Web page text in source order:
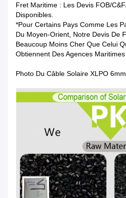
Fret Maritime : Les Devis FOB/
Disponibles.
*Pour Certains Pays Comme Les
Du Moyen-Orient, Notre Devis De
Beaucoup Moins Cher Que Celui
Obtiennent Des Agences
Photo Du Câble Solaire XLPO